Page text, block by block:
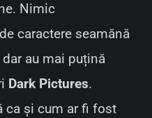
Nimic
caractere seamănă
au mai puțină
Dark Pictures.
ca și cum ar fi fost